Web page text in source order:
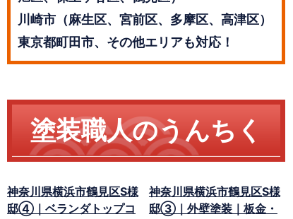
川崎市（麻生区、宮前区、多摩区、高津区）
東京都町田市、その他エリアも対応！
塗装職人のうんちく
神奈川県横浜市鶴見区S様
邸④｜ベランダトップコ
神奈川県横浜市鶴見区S様
邸③｜外壁塗装｜板金・